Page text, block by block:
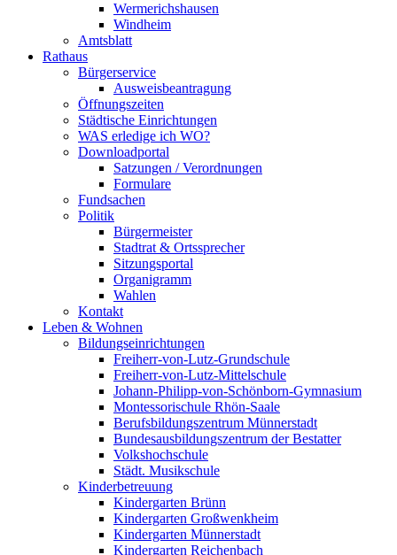
Wermerichshausen
Windheim
Amtsblatt
Rathaus
Bürgerservice
Ausweisbeantragung
Öffnungszeiten
Städtische Einrichtungen
WAS erledige ich WO?
Downloadportal
Satzungen / Verordnungen
Formulare
Fundsachen
Politik
Bürgermeister
Stadtrat & Ortssprecher
Sitzungsportal
Organigramm
Wahlen
Kontakt
Leben & Wohnen
Bildungseinrichtungen
Freiherr-von-Lutz-Grundschule
Freiherr-von-Lutz-Mittelschule
Johann-Philipp-von-Schönborn-Gymnasium
Montessorischule Rhön-Saale
Berufsbildungszentrum Münnerstadt
Bundesausbildungszentrum der Bestatter
Volkshochschule
Städt. Musikschule
Kinderbetreuung
Kindergarten Brünn
Kindergarten Großwenkheim
Kindergarten Münnerstadt
Kindergarten Reichenbach